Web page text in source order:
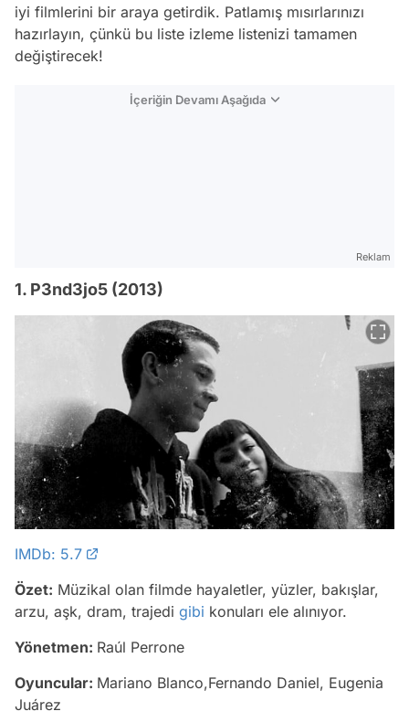
iyi filmlerini bir araya getirdik. Patlamış mısırlarınızı
hazırlayın, çünkü bu liste izleme listenizi tamamen
değiştirecek!
İçeriğin Devamı Aşağıda
Reklam
1. P3nd3jo5 (2013)
IMDb: 5.7
Özet: Müzikal olan filmde hayaletler, yüzler, bakışlar,
arzu, aşk, dram, trajedi gibi konuları ele alınıyor.
Yönetmen: Raúl Perrone
Oyuncular: Mariano Blanco,Fernando Daniel, Eugenia
Juárez